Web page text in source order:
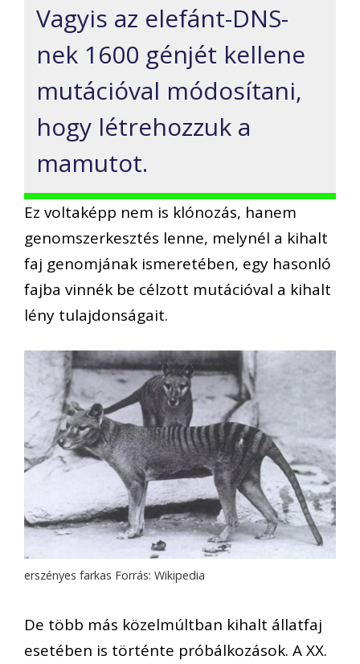
Vagyis az elefánt-DNS-
nek 1600 génjét kellene
mutációval módosítani,
hogy létrehozzuk a
mamutot.
Ez voltaképp nem is klónozás, hanem
genomszerkesztés lenne, melynél a kihalt
faj genomjának ismeretében, egy hasonló
fajba vinnék be célzott mutációval a kihalt
lény tulajdonságait.
erszényes farkas Forrás: Wikipedia
De több más közelmúltban kihalt állatfaj
esetében is történte próbálkozások. A XX.